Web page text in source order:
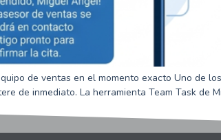
de ventas en el momento exacto Uno de
de inmediato. La herramienta Team Task de